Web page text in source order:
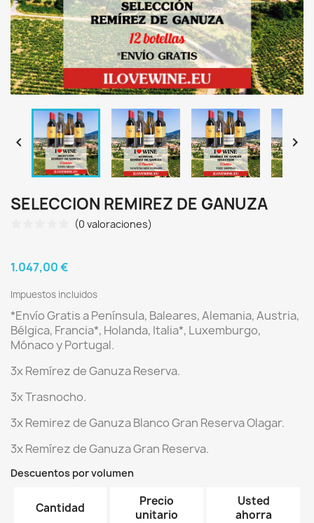
 
SELECCION REMIREZ DE GANUZA
(0 valoraciones)
1.047,00 €
Impuestos incluidos
*Envío Gratis a Península, Baleares, Alemania, Austria,
Bélgica, Francia*, Holanda, Italia*, Luxemburgo,
Mónaco y Portugal.
3x Remírez de Ganuza Reserva.
3x Trasnocho.
3x Remirez de Ganuza Blanco Gran Reserva Olagar.
3x Remírez de Ganuza Gran Reserva.
Descuentos por volumen
Cantidad
Precio
unitario
Usted
ahorra